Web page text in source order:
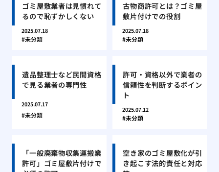
ゴミ屋敷業者は見慣れて
るので恥ずかしくない
2025.07.18
未分類
古物商許可とは？ゴミ屋
敷片付けでの役割
2025.07.18
未分類
遺品整理士など民間資格
で見る業者の専門性
2025.07.17
未分類
許可・資格以外で業者の
信頼性を判断するポイン
ト
2025.07.12
未分類
「一般廃棄物収集運搬業
許可」ゴミ屋敷片付けで
空き家のゴミ屋敷化が引
き起こす法的責任と対応